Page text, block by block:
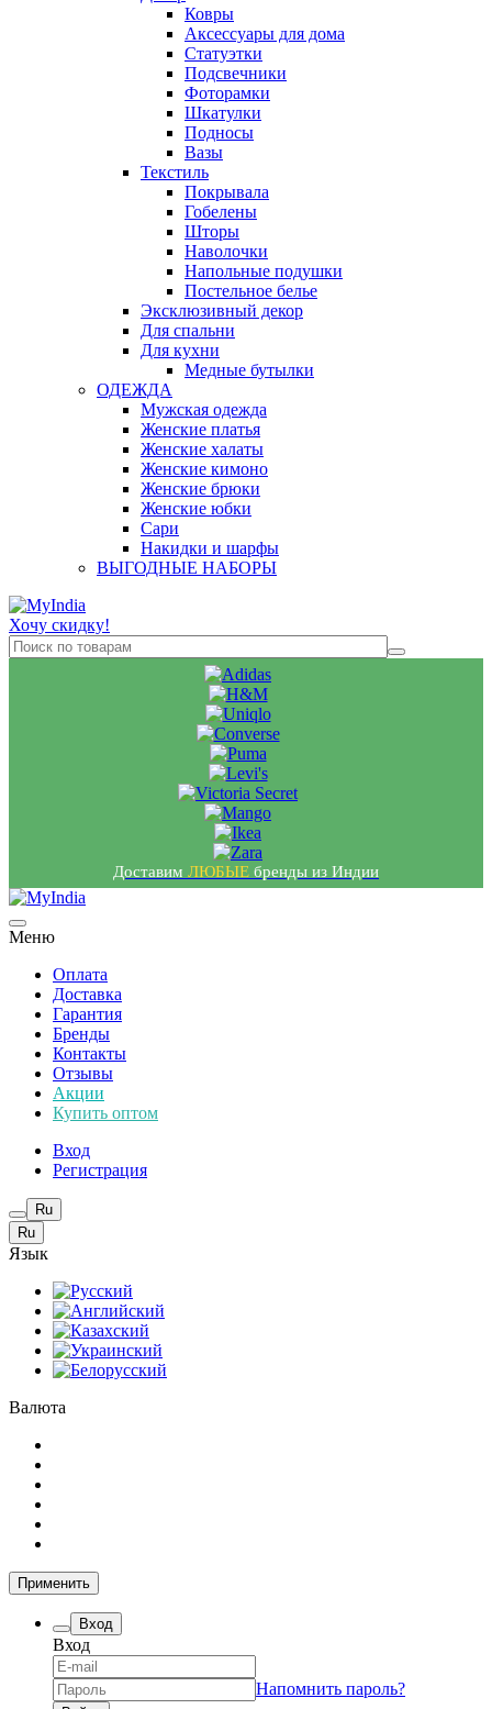
Ковры
Аксессуары для дома
Статуэтки
Подсвечники
Фоторамки
Шкатулки
Подносы
Вазы
Текстиль
Покрывала
Гобелены
Шторы
Наволочки
Напольные подушки
Постельное белье
Эксклюзивный декор
Для спальни
Для кухни
Медные бутылки
ОДЕЖДА
Мужская одежда
Женские платья
Женские халаты
Женские кимоно
Женские брюки
Женские юбки
Сари
Накидки и шарфы
ВЫГОДНЫЕ НАБОРЫ
Хочу скидку!
Доставим ЛЮБЫЕ бренды из Индии
Меню
Оплата
Доставка
Гарантия
Бренды
Контакты
Отзывы
Акции
Купить оптом
Вход
Регистрация
Ru
Ru
Язык
Валюта
Применить
Вход
Вход
Напомнить пароль?